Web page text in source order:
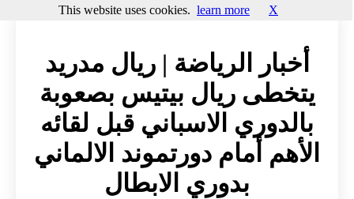
أخبار الرياضة | ريال مدريد
يتخطى ريال بيتيس بصعوبة
بالدوري الاسباني قبل لقائه
الأهم أمام دورتموند الالماني
بدوري الابطال
This website uses cookies. learn more X